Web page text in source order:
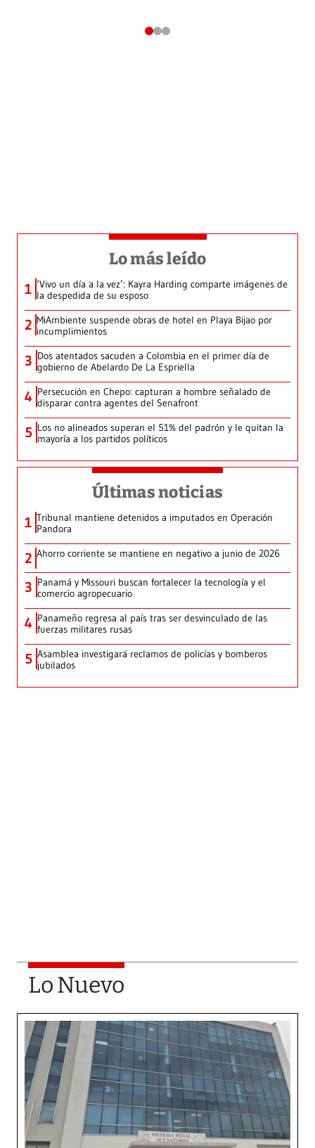
Lo más leído
1 ‘Vivo un día a la vez’: Kayra Harding comparte imágenes de
la despedida de su esposo
2 MiAmbiente suspende obras de hotel en Playa Bijao por
incumplimientos
3 Dos atentados sacuden a Colombia en el primer día de
gobierno de Abelardo De La Espriella
4 Persecución en Chepo: capturan a hombre señalado de
disparar contra agentes del Senafront
5 Los no alineados superan el 51% del padrón y le quitan la
mayoría a los partidos políticos
Últimas noticias
1 Tribunal mantiene detenidos a imputados en Operación
Pandora
2 Ahorro corriente se mantiene en negativo a junio de 2026
3 Panamá y Missouri buscan fortalecer la tecnología y el
comercio agropecuario
4 Panameño regresa al país tras ser desvinculado de las
fuerzas militares rusas
5 Asamblea investigará reclamos de policías y bomberos
jubilados
Lo Nuevo